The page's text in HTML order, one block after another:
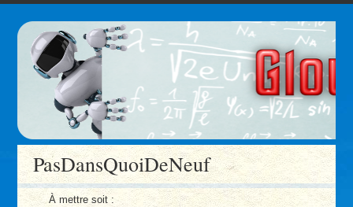
PasDansQuoiDeNeuf
À mettre soit :